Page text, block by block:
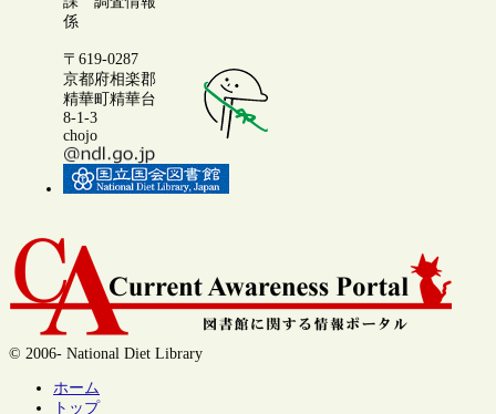
係
〒619-0287
京都府相楽郡
精華町精華台
8-1-3
chojo
© 2006- National Diet Library
ホーム
トップ